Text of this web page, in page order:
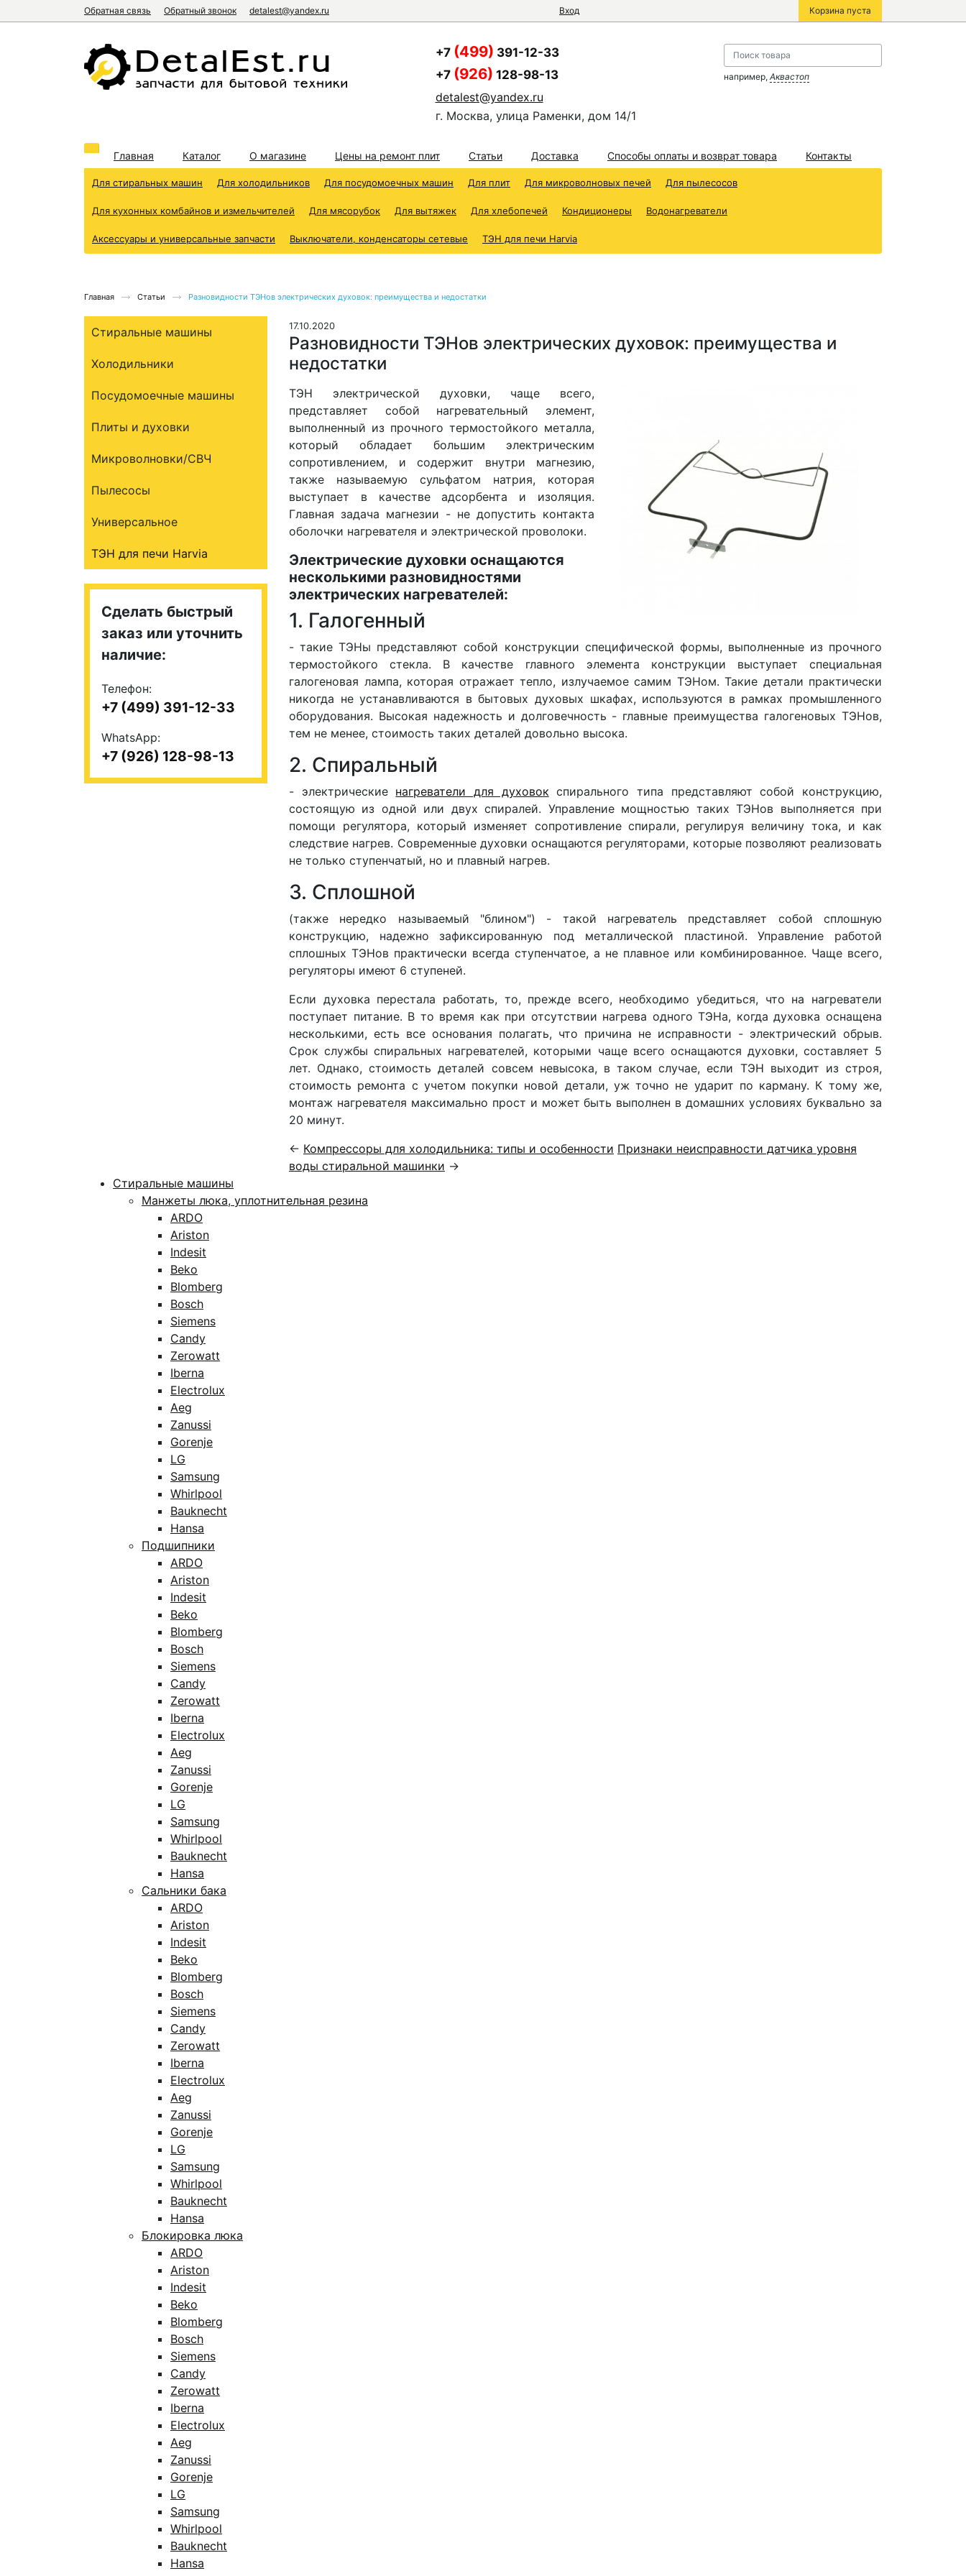
Обратная связь Обратный звонок detalest@yandex.ru Вход Корзина пуста
+7 (499) 391-12-33
+7 (926) 128-98-13
detalest@yandex.ru
г. Москва, улица Раменки, дом 14/1
например, Аквастоп
Главная Каталог О магазине Цены на ремонт плит Статьи Доставка Способы оплаты и возврат товара Контакты
Для стиральных машин Для холодильников Для посудомоечных машин Для плит Для микроволновых печей Для пылесосов
Для кухонных комбайнов и измельчителей Для мясорубок Для вытяжек Для хлебопечей Кондиционеры Водонагреватели
Аксессуары и универсальные запчасти Выключатели, конденсаторы сетевые ТЭН для печи Harvia
Главная Статьи Разновидности ТЭНов электрических духовок: преимущества и недостатки
17.10.2020
Разновидности ТЭНов электрических духовок: преимущества и
недостатки
ТЭН электрической духовки, чаще всего,
представляет собой нагревательный элемент,
выполненный из прочного термостойкого металла,
который обладает большим электрическим
сопротивлением, и содержит внутри магнезию,
также называемую сульфатом натрия, которая
выступает в качестве адсорбента и изоляция.
Главная задача магнезии - не допустить контакта
оболочки нагревателя и электрической проволоки.
Электрические духовки оснащаются
несколькими разновидностями
электрических нагревателей:
1. Галогенный
- такие ТЭНы представляют собой конструкции специфической формы, выполненные из прочного
термостойкого стекла. В качестве главного элемента конструкции выступает специальная
галогеновая лампа, которая отражает тепло, излучаемое самим ТЭНом. Такие детали практически
никогда не устанавливаются в бытовых духовых шкафах, используются в рамках промышленного
оборудования. Высокая надежность и долговечность - главные преимущества галогеновых ТЭНов,
тем не менее, стоимость таких деталей довольно высока.
2. Спиральный
- электрические нагреватели для духовок спирального типа представляют собой конструкцию,
состоящую из одной или двух спиралей. Управление мощностью таких ТЭНов выполняется при
помощи регулятора, который изменяет сопротивление спирали, регулируя величину тока, и как
следствие нагрев. Современные духовки оснащаются регуляторами, которые позволяют реализовать
не только ступенчатый, но и плавный нагрев.
3. Сплошной
(также нередко называемый "блином") - такой нагреватель представляет собой сплошную
конструкцию, надежно зафиксированную под металлической пластиной. Управление работой
сплошных ТЭНов практически всегда ступенчатое, а не плавное или комбинированное. Чаще всего,
регуляторы имеют 6 ступеней.
Если духовка перестала работать, то, прежде всего, необходимо убедиться, что на нагреватели
поступает питание. В то время как при отсутствии нагрева одного ТЭНа, когда духовка оснащена
несколькими, есть все основания полагать, что причина не исправности - электрический обрыв.
Срок службы спиральных нагревателей, которыми чаще всего оснащаются духовки, составляет 5
лет. Однако, стоимость деталей совсем невысока, в таком случае, если ТЭН выходит из строя,
стоимость ремонта с учетом покупки новой детали, уж точно не ударит по карману. К тому же,
монтаж нагревателя максимально прост и может быть выполнен в домашних условиях буквально за
20 минут.
← Компрессоры для холодильника: типы и особенности Признаки неисправности датчика уровня
воды стиральной машинки →
Стиральные машины
Холодильники
Посудомоечные машины
Плиты и духовки
Микроволновки/СВЧ
Пылесосы
Универсальное
ТЭН для печи Harvia
Сделать быстрый
заказ или уточнить
наличие:
Телефон:
+7 (499) 391-12-33
WhatsApp:
+7 (926) 128-98-13
Стиральные машины
Манжеты люка, уплотнительная резина
ARDO
Ariston
Indesit
Beko
Blomberg
Bosch
Siemens
Candy
Zerowatt
Iberna
Electrolux
Aeg
Zanussi
Gorenje
LG
Samsung
Whirlpool
Bauknecht
Hansa
Подшипники
ARDO
Ariston
Indesit
Beko
Blomberg
Bosch
Siemens
Candy
Zerowatt
Iberna
Electrolux
Aeg
Zanussi
Gorenje
LG
Samsung
Whirlpool
Bauknecht
Hansa
Сальники бака
ARDO
Ariston
Indesit
Beko
Blomberg
Bosch
Siemens
Candy
Zerowatt
Iberna
Electrolux
Aeg
Zanussi
Gorenje
LG
Samsung
Whirlpool
Bauknecht
Hansa
Блокировка люка
ARDO
Ariston
Indesit
Beko
Blomberg
Bosch
Siemens
Candy
Zerowatt
Iberna
Electrolux
Aeg
Zanussi
Gorenje
LG
Samsung
Whirlpool
Bauknecht
Hansa